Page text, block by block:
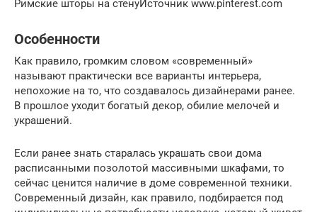
Римские шторы на стенуИсточник www.pinterest.com
Особенности
Как правило, громким словом «современный»
называют практически все варианты интерьера,
непохожие на то, что создавалось дизайнерами ранее.
В прошлое уходит богатый декор, обилие мелочей и
украшений.
Если ранее знать старалась украшать свои дома
расписанными позолотой массивными шкафами, то
сейчас ценится наличие в доме современной техники.
Современный дизайн, как правило, подбирается под